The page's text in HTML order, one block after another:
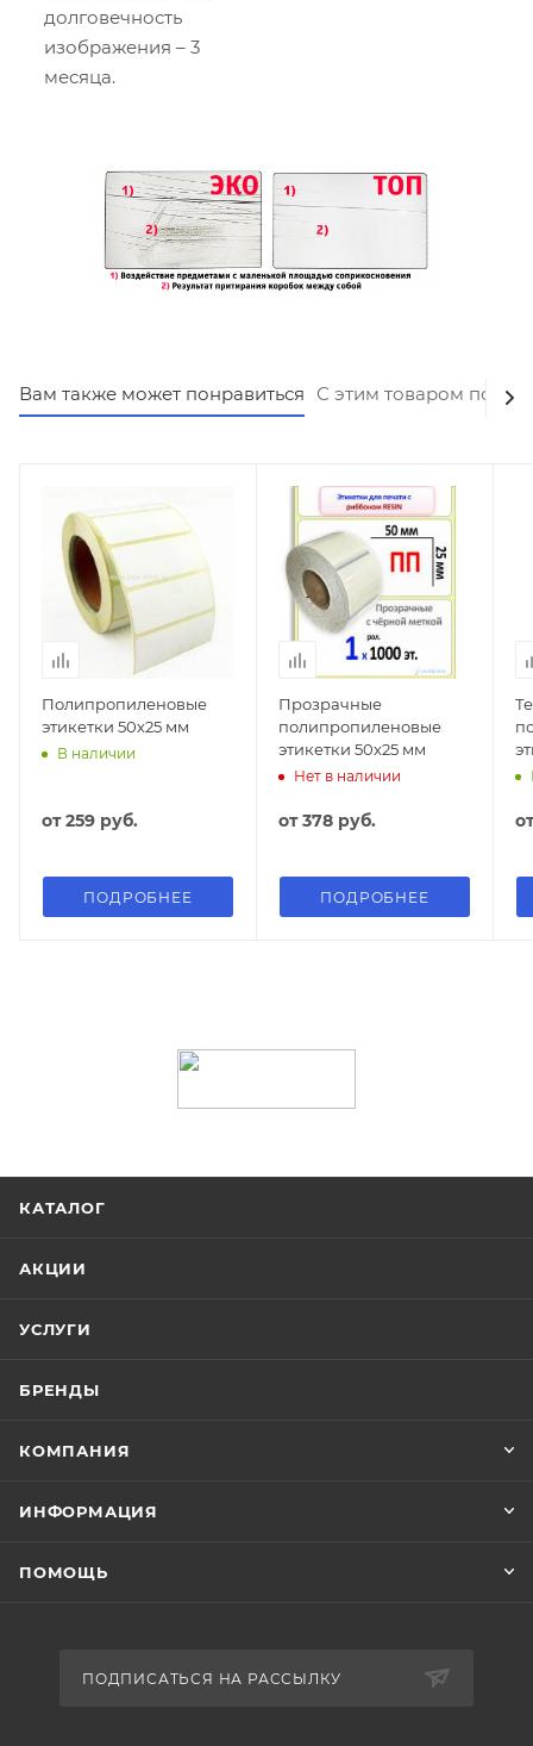
долговечность
изображения – 3
месяца.
Вам также может понравиться С этим товаром
Полипропиленовые
этикетки 50х25 мм
В наличии
от259 руб.
ПОДРОБНЕЕ
Прозрачные
полипропиленовые
этикетки 50х25 мм
Нет в наличии
от378 руб.
ПОДРОБНЕЕ
КАТАЛОГ
АКЦИИ
УСЛУГИ
БРЕНДЫ
КОМПАНИЯ
ИНФОРМАЦИЯ
ПОМОЩЬ
ПОДПИСАТЬСЯ НА РАССЫЛКУ